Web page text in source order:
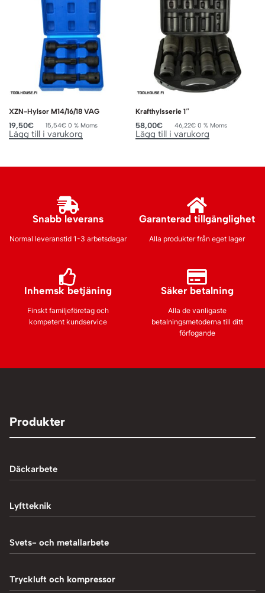
XZN-Hylsor M14/16/18 VAG
19,50€ 15,54€ 0 % Moms
Lägg till i varukorg
Krafthylsserie 1″
58,00€ 46,22€ 0 % Moms
Lägg till i varukorg
Snabb leverans
Normal leveranstid 1-3 arbetsdagar
Garanterad tillgänglighet
Alla produkter från eget lager
Inhemsk betjäning
Finskt familjeföretag och
kompetent kundservice
Säker betalning
Alla de vanligaste
betalningsmetoderna till ditt
förfogande
Produkter
Däckarbete
Balanseringsmaskiner
Chockluftare
Däckmaskiner
Lyftteknik
1-Pelarlyft
Svets- och metallarbete
Induktionsvärmare
Tryckluft och kompressor